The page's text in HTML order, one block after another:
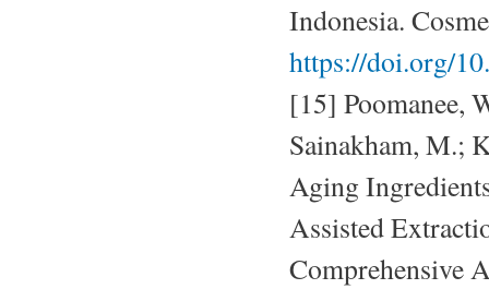
Indonesia.
https://doi.org/
[15] Poomanee,
Sainakham, M.;
Aging
Assisted
Comprehensive